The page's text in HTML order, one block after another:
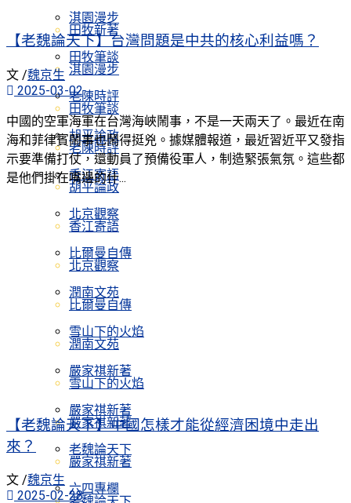
淇園漫步
田牧筆談
老陳時評
胡平論政
香江寄語
北京觀察
比爾曼自傳
潤南文苑
雪山下的火焰
嚴家祺新著
嚴家祺新著
老魏論天下
六四專欄
田牧新著
淇園漫步
田牧筆談
老陳時評
胡平論政
香江寄語
北京觀察
比爾曼自傳
潤南文苑
雪山下的火焰
嚴家祺新著
嚴家祺新著
【老魏論天下】台灣問題是中共的核心利益嗎？
文 /魏京生
2025-03-02
中國的空軍海軍在台灣海峽鬧事，不是一天兩天了。最近在南
海和菲律賓鬧事也鬧得挺兇。據媒體報道，最近習近平又發指
示要準備打仗，還動員了預備役軍人，制造緊張氣氛。這些都
是他們掛在嘴邊的什...
【老魏論天下】中國怎樣才能從經濟困境中走出
來？
文 /魏京生
2025-02-28